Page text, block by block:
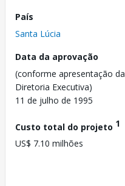
País
Santa Lúcia
Data da aprovação
(conforme apresentação da
Diretoria Executiva)
11 de julho de 1995
Custo total do projeto 1
US$ 7.10 milhões